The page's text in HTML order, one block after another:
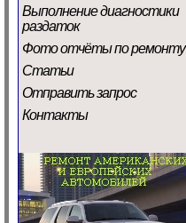
Выполнение диагностики
раздаток
Фото отчёты по ремонту
Статьи
Отправить запрос
Контакты